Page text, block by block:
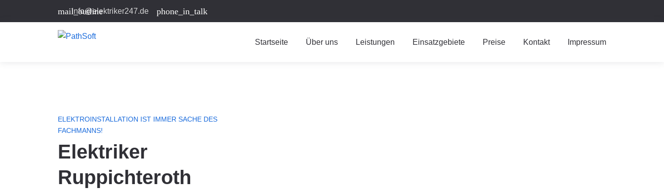
mail_outline
info@elektriker247.de phone_in_talk
Startseite Über uns Leistungen Einsatzgebiete Preise Kontakt Impressum
ELEKTROINSTALLATION IST IMMER SACHE DES
FACHMANNS!
Elektriker
Ruppichteroth